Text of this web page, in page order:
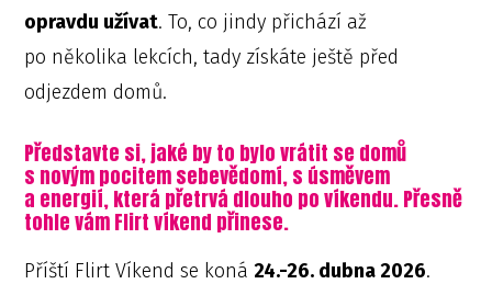
opravdu užívat. To, co jindy přichází až
po několika lekcích, tady získáte ještě před
odjezdem domů.
Představte si, jaké by to bylo vrátit se domů
s novým pocitem sebevědomí, s úsměvem
a energií, která přetrvá dlouho po víkendu. Přesně
tohle vám Flirt víkend přinese.
Příští Flirt Víkend se koná24.-26. dubna 2026.